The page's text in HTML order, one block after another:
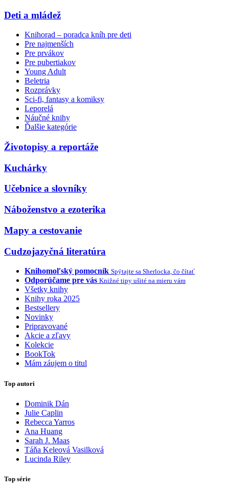
Deti a mládež
Knihorad – poradca kníh pre deti
Pre najmenších
Pre prvákov
Pre pubertiakov
Young Adult
Beletria
Rozprávky
Sci-fi, fantasy a komiksy
Leporelá
Náučné knihy
Ďalšie kategórie
Životopisy a reportáže
Kuchárky
Učebnice a slovníky
Náboženstvo a ezoterika
Mapy a cestovanie
Cudzojazyčná literatúra
Knihomoľský pomocník Spýtajte sa Sherlocka, čo čítať
Odporúčame pre vás Knižné tipy ušité na mieru vám
Všetky knihy
Knihy roka 2025
Bestsellery
Novinky
Pripravované
Akcie a zľavy
Kolekcie
BookTok
Mám záujem o titul
Top autori
Dominik Dán
Julie Caplin
Rebecca Yarros
Ana Huang
Sarah J. Maas
Táňa Keleová Vasilková
Lucinda Riley
Top série